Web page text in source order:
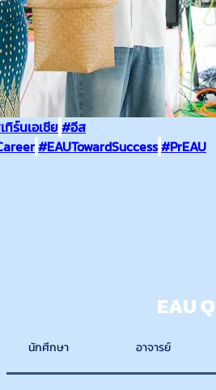
ร์นเอเชีย#อีส
#EAUTowardSuccess#PrEAU
EAU
นักศึกษา อาจารย์